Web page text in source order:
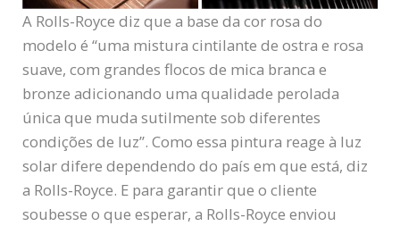
A Rolls-Royce diz que a base da cor rosa do
modelo é “uma mistura cintilante de ostra e rosa
suave, com grandes flocos de mica branca e
bronze adicionando uma qualidade perolada
única que muda sutilmente sob diferentes
condições de luz”. Como essa pintura reage à luz
solar difere dependendo do país em que está, diz
a Rolls-Royce. E para garantir que o cliente
soubesse o que esperar, a Rolls-Royce enviou